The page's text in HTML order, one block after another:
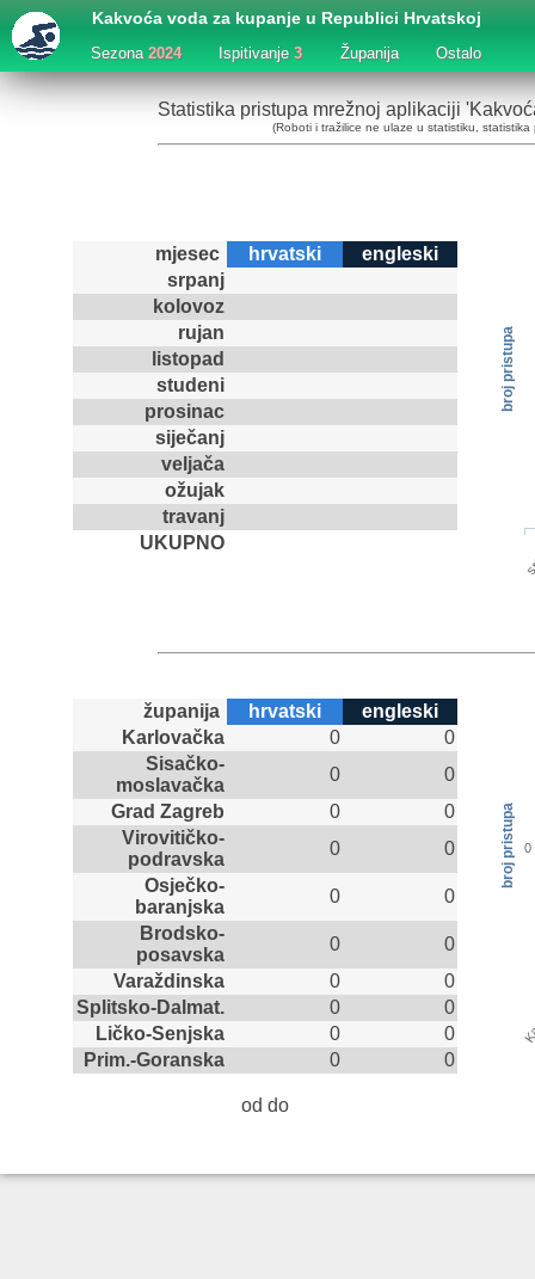
Kakvoća voda za kupanje u Republici Hrvatskoj
Sezona 2024 Ispitivanje3 Županija Ostalo
Statistika pristupa mrežnoj aplikaciji
(Roboti i tražilice ne ulaze u statistiku,
mjesec hrvatski
engleski
srpanj
kolovoz
rujan
listopad
studeni
prosinac
siječanj
veljača
ožujak
travanj
UKUPNO
broj pristupa
županija hrvatski
engleski
Karlovačka
0
0
Sisačko-
moslavačka
0
0
Grad Zagreb
0
0
Virovitičko-
podravska
0
0
Osječko-
baranjska
0
0
Brodsko-
posavska
0
0
Varaždinska
0
0
Splitsko-Dalmat.
0
0
Ličko-Senjska
0
0
Prim.-Goranska
0 0
od do
broj pristupa 0